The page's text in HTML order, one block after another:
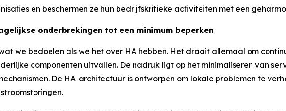
en beschermen ze hun bedrijfskritieke activiteiten met een
onderbrekingen tot een minimum beperken
we bedoelen als we het over HA hebben. Het draait allemaal om
componenten uitvallen. De nadruk ligt op het minimaliseren van
De HA-architectuur is ontworpen om lokale problemen te